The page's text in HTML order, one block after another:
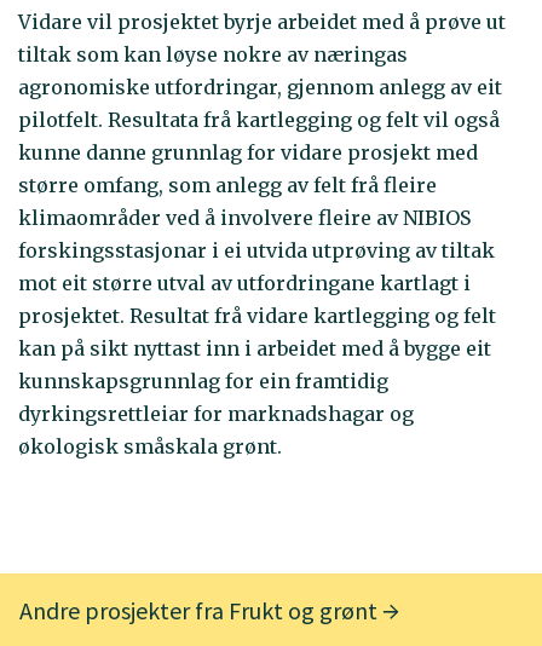
Vidare vil prosjektet byrje arbeidet med å prøve ut
tiltak som kan løyse nokre av næringas
agronomiske utfordringar, gjennom anlegg av eit
pilotfelt. Resultata frå kartlegging og felt vil også
kunne danne grunnlag for vidare prosjekt med
større omfang, som anlegg av felt frå fleire
klimaområder ved å involvere fleire av NIBIOS
forskingsstasjonar i ei utvida utprøving av tiltak
mot eit større utval av utfordringane kartlagt i
prosjektet. Resultat frå vidare kartlegging og felt
kan på sikt nyttast inn i arbeidet med å bygge eit
kunnskapsgrunnlag for ein framtidig
dyrkingsrettleiar for marknadshagar og
økologisk småskala grønt.
Andre prosjekter fra Frukt og grønt